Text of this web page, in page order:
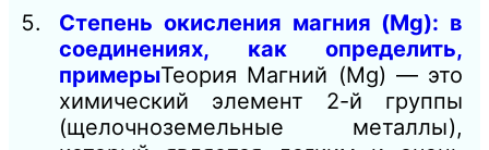
Степень окисления магния (Mg): в
соединениях, как определить,
примерыТеория Магний (Mg) — это
химический элемент 2-й группы
(щелочноземельные металлы),